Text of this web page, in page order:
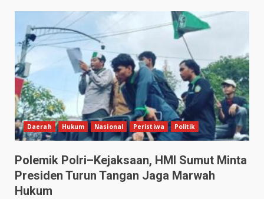
Daerah Hukum Nasional Peristiwa Politik
Polemik Polri–Kejaksaan, HMI Sumut Minta
Presiden Turun Tangan Jaga Marwah
Hukum